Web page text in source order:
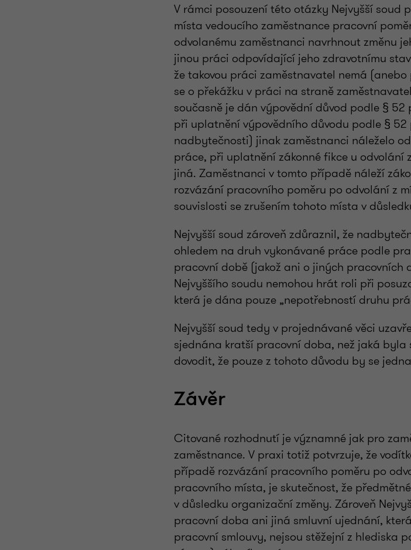
V rámci posouzení této otázky Nejvyšší soud
místa vedoucího zaměstnance pracovní
odvolanému zaměstnanci navrhnout změnu
jinou práci odpovídající jeho zdravotnímu
že takovou práci zaměstnavatel nemá
se o překážku v práci na straně
současně je dán výpovědní důvod podle §
při uplatnění výpovědního důvodu podle §
nadbytečnosti) jinak zaměstnanci náleželo
práce, při uplatnění zákonné fikce u
jiná. Zaměstnanci v tomto případě náleží
rozvázání pracovního poměru po odvolání z
souvislosti se zrušením tohoto místa v
Nejvyšší soud zároveň zdůraznil, že
ohledem na druh vykonávané práce podle
pracovní době (jakož ani o jiných
Nejvyššího soudu nemohou hrát roli při
která je dána pouze „nepotřebností druhu
Nejvyšší soud tedy v projednávané věci
sjednána kratší pracovní doba, než jaká byla
dovodit, že pouze z tohoto důvodu by se
Závěr
Citované rozhodnutí je významné jak pro
zaměstnance. V praxi totiž potvrzuje, že
případě rozvázání pracovního poměru po
pracovního místa, je skutečnost, že
v důsledku organizační změny. Zároveň
pracovní doba ani jiná smluvní ujednání,
pracovní smlouvy, nejsou stěžejní z hlediska